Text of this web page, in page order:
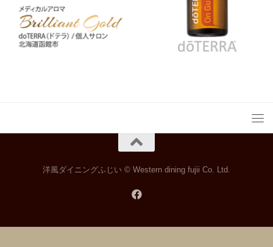
洋風ダイニングふじい © Western dining fujii Co. Ltd.